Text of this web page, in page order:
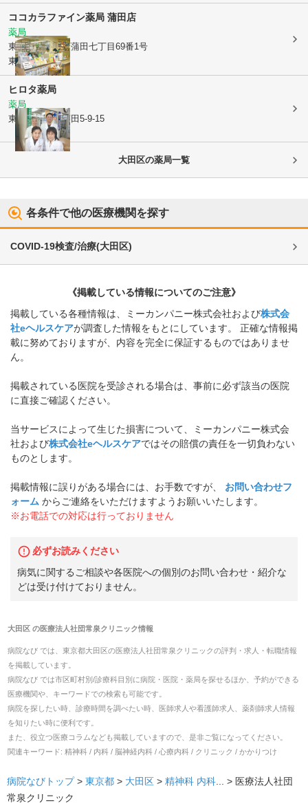
ココカラファイン薬局 蒲田店
薬局
東京都大田区西蒲田七丁目69番1号
東急プラザ1階
ヒロタ薬局
薬局
東京都大田区蒲田5-9-15
大田区の薬局一覧
各条件で他の医療機関を探す
COVID-19検査/治療(大田区)
《掲載している情報についてのご注意》
掲載している各種情報は、ミーカンパニー株式会社および株式会
社eヘルスケアが調査した情報をもとにしています。 正確な情報掲
載に努めておりますが、内容を完全に保証するものではありませ
ん。
掲載されている医院を受診される場合は、事前に必ず該当の医院
に直接ご確認ください。
当サービスによって生じた損害について、ミーカンパニー株式会
社および株式会社eヘルスケアではその賠償の責任を一切負わない
ものとします。
掲載情報に誤りがある場合には、お手数ですが、
お問い合わせフ
ォーム からご連絡をいただけますようお願いいたします。
※お電話での対応は行っておりません
必ずお読みください
病気に関するご相談や各医院への個別のお問い合わせ・紹介な
どは受け付けておりません。
大田区の医療法人社団常泉クリニック情報
病院なび では、 東京都大田区の医療法人社団常泉クリニックの評判・求人・転職情報
を掲載しています。
病院なび では市区町村別/診療科目別に病院・医院・薬局を探せるほか、予約ができる
医療機関や、キーワードでの検索も可能です。
病院を探したい時、診療時間を調べたい時、医師求人や看護師求人、薬剤師求人情報
を知りたい時に便利です。
また、役立つ医療コラムなども掲載していますので、是非ご覧になってください。
関連キーワード: 精神科 / 内科 / 脳神経内科 / 心療内科 / クリニック / かかりつけ
病院なびトップ> 東京都 > 大田区 > 精神科 内科 ... > 医療法人社団
常泉クリニック